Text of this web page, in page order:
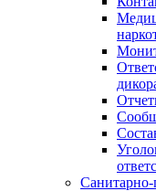
Санитарно-